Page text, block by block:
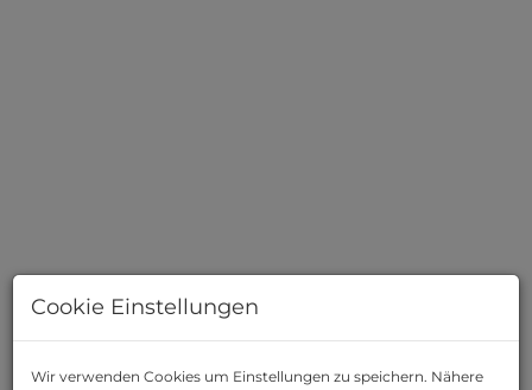
Cookie Einstellungen
Wir verwenden Cookies um Einstellungen zu speichern. Nähere